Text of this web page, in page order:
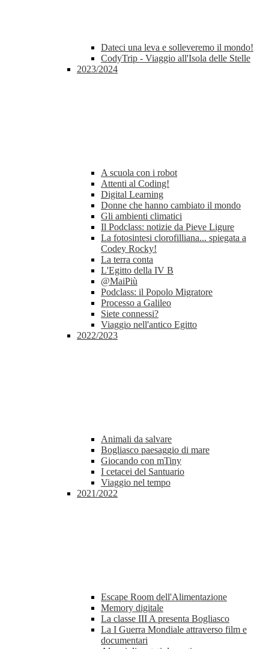
Dateci una leva e solleveremo il mondo!
CodyTrip - Viaggio all'Isola delle Stelle
2023/2024
A scuola con i robot
Attenti al Coding!
Digital Learning
Donne che hanno cambiato il mondo
Gli ambienti climatici
Il Podclass: notizie da Pieve Ligure
La fotosintesi clorofilliana... spiegata a
Codey Rocky!
La terra conta
L'Egitto della IV B
@MaiPiù
Podclass: il Popolo Migratore
Processo a Galileo
Siete connessi?
Viaggio nell'antico Egitto
2022/2023
Animali da salvare
Bogliasco paesaggio di mare
Giocando con mTiny
I cetacei del Santuario
Viaggio nel tempo
2021/2022
Escape Room dell'Alimentazione
Memory digitale
La classe III A presenta Bogliasco
La I Guerra Mondiale attraverso film e
documentari